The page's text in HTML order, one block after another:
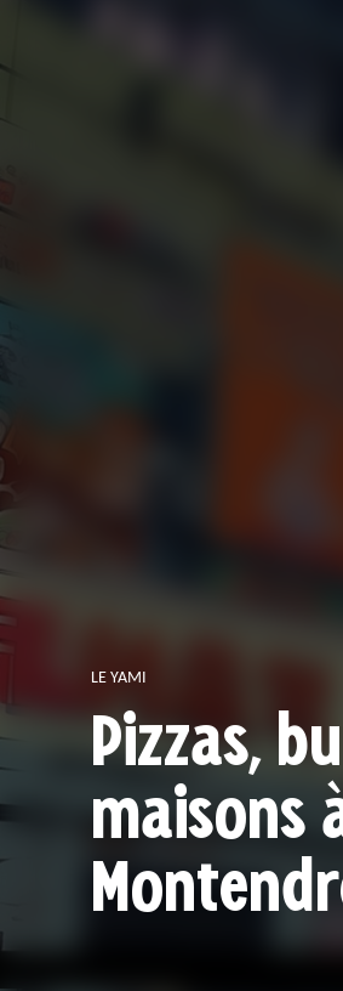
LE YAMI
Pizzas,
maisons